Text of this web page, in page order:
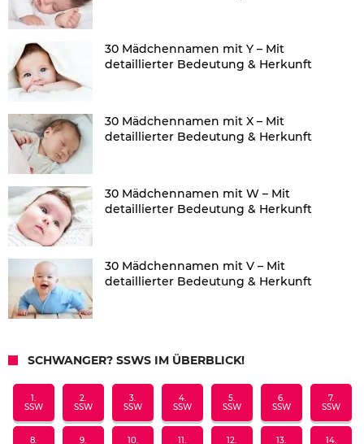
30 Mädchennamen mit Y – Mit
detaillierter Bedeutung & Herkunft
30 Mädchennamen mit X – Mit
detaillierter Bedeutung & Herkunft
30 Mädchennamen mit W – Mit
detaillierter Bedeutung & Herkunft
30 Mädchennamen mit V – Mit
detaillierter Bedeutung & Herkunft
SCHWANGER? SSWS IM ÜBERBLICK!
1.
SSW
2.
SSW
3.
SSW
4.
SSW
5.
SSW
6.
SSW
7.
SSW
8.
9.
10.
11.
12.
13.
14.